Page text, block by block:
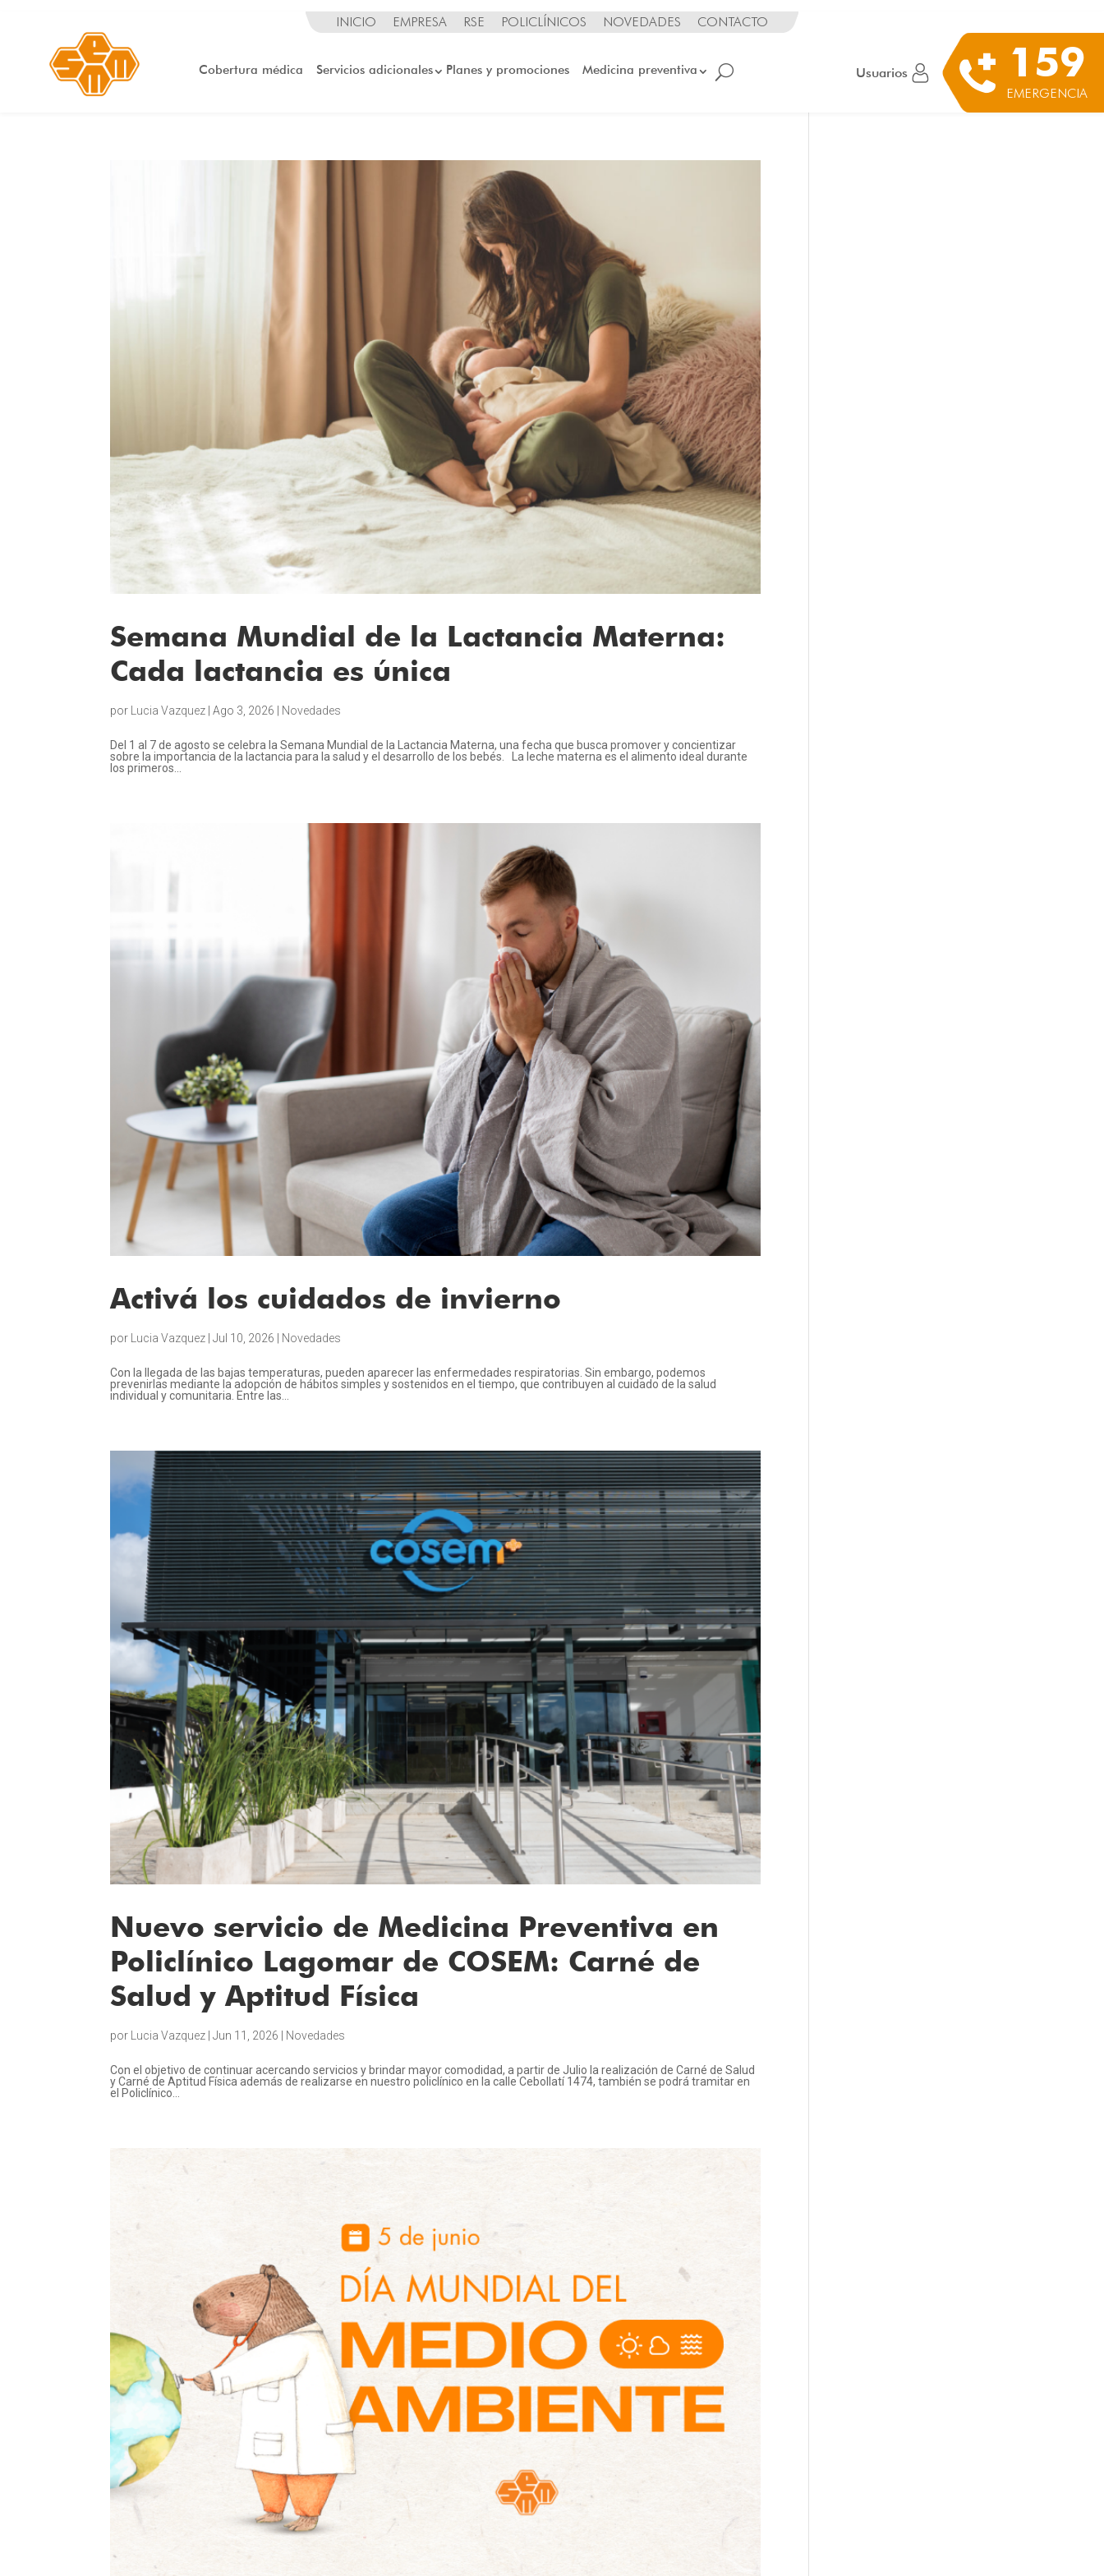
INICIO EMPRESA RSE POLICLÍNICOS NOVEDADES CONTACTO
Cobertura médica Servicios adicionales Planes y promociones Medicina preventiva Usuarios 159
EMERGENCIA
Semana Mundial de la Lactancia Materna:
Cada lactancia es única
por Lucia Vazquez |Ago 3, 2026 Novedades
Del 1 al 7 de agosto se celebra la Semana Mundial de la Lactancia Materna, una fecha que busca promover y concientizar
sobre la importancia de la lactancia para la salud y el desarrollo de los bebés. La leche materna es el alimento ideal durante
los primeros...
Activá los cuidados de invierno
por Lucia Vazquez |Jul 10, 2026 Novedades
Con la llegada de las bajas temperaturas, pueden aparecer las enfermedades respiratorias. Sin embargo, podemos
prevenirlas mediante la adopción de hábitos simples y sostenidos en el tiempo, que contribuyen al cuidado de la salud
individual y comunitaria. Entre las...
Nuevo servicio de Medicina Preventiva en
Policlínico Lagomar de COSEM: Carné de
Salud y Aptitud Física
por Lucia Vazquez |Jun 11, 2026 Novedades
Con el objetivo de continuar acercando servicios y brindar mayor comodidad, a partir de Julio la realización de Carné de Salud
y Carné de Aptitud Física además de realizarse en nuestro policlínico en la calle Cebollatí 1474, también se podrá tramitar en
el Policlínico...